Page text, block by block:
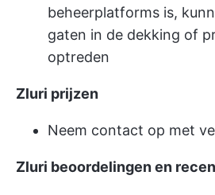
beheerplatforms is,
gaten in de dekking of
optreden
Zluri prijzen
Neem contact op met
Zluri beoordelingen en